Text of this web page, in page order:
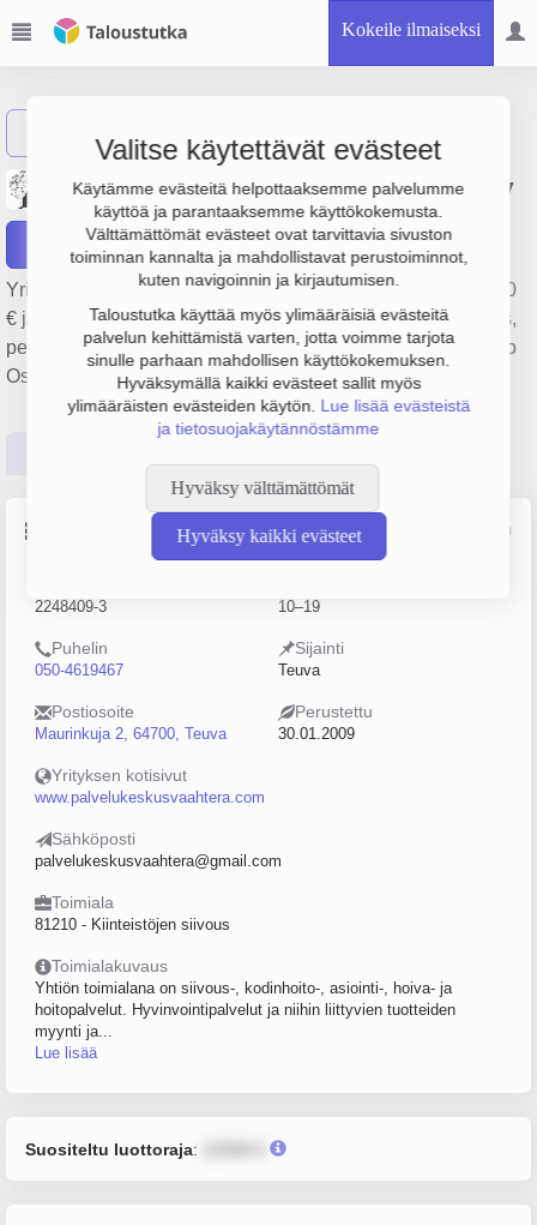
Kokeile ilmaiseksi
Valitse käytettävät evästeet
Käytämme evästeitä helpottaaksemme palvelumme
käyttöä ja parantaaksemme käyttökokemusta.
Välttämättömät evästeet ovat tarvittavia sivuston
toiminnan kannalta ja mahdollistavat perustoiminnot,
kuten navigoinnin ja kirjautumisen.
Taloustutka käyttää myös ylimääräisiä evästeitä
palvelun kehittämistä varten, jotta voimme tarjota
sinulle parhaan mahdollisen käyttökokemuksen.
Hyväksymällä kaikki evästeet sallit myös
ylimääräisten evästeiden käytön. Lue lisää evästeistä
ja tietosuojakäytännöstämme
Hyväksy välttämättömät
Hyväksy kaikki evästeet
Palvelukeskus Vaahtera Oy
Raportit
Yrityksen Palvelukeskus Vaahtera Oy liikevaihto on 628 000
€ ja tulos 47 000 €. Sen päätoimiala on Kiinteistöjen siivous,
perustamisvuosi 2009 ja sijainti Teuva. Yrityksen yhtiömuoto
Osakeyhtiö (OY).
Lähde: YTJ, PRH, Traficom
2248409-3 10–19
Puhelin
050-4619467
Sijainti
Teuva
Postiosoite
Maurinkuja 2, 64700, Teuva
Perustettu
30.01.2009
Yrityksen kotisivut
www.palvelukeskusvaahtera.com
Sähköposti
palvelukeskusvaahtera@gmail.com
Toimiala
81210 - Kiinteistöjen siivous
Toimialakuvaus
Yhtiön toimialana on siivous-, kodinhoito-, asiointi-, hoiva- ja
hoitopalvelut. Hyvinvointipalvelut ja niihin liittyvien tuotteiden
myynti ja...
Lue lisää
Suositeltu luottoraja: